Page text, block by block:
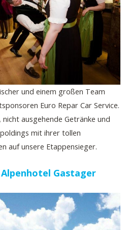
und einem großen Team
Euro Repar Car Service.
nicht ausgehende Getränke und
mit ihrer tollen
auf unsere Etappensieger.
Alpenhotel Gastager